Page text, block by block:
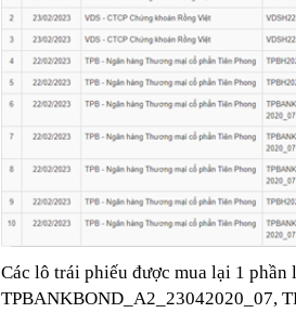
Các lô trái phiếu được mua lại 1
TPBANKBOND_A2_23042020_07,